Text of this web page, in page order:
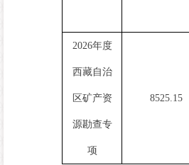
2026年度
西藏自治
区矿产资
源勘查专
项
8525.15